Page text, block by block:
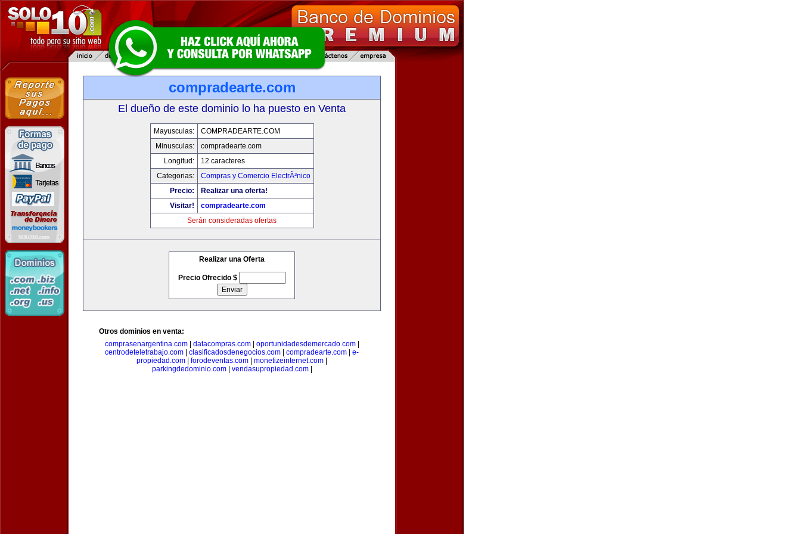
compradearte.com
El dueño de este dominio lo ha puesto en Venta
Mayusculas:
COMPRADEARTE.COM
Minusculas:
compradearte.com
Longitud:
12 caracteres
Categorias:
Compras y Comercio ElectrÃ³nico
Precio:
Realizar una oferta!
Visitar!
compradearte.com
Serán consideradas ofertas
Realizar una Oferta
Precio Ofrecido $
Otros dominios en venta:
comprasenargentina.com| datacompras.com| oportunidadesdemercado.com|
centrodeteletrabajo.com
clasificadosdenegocios.com compradearte.com
e-
propiedad.com
forodeventas.com monetizeinternet.com
parkingdedominio.com| vendasupropiedad.com|